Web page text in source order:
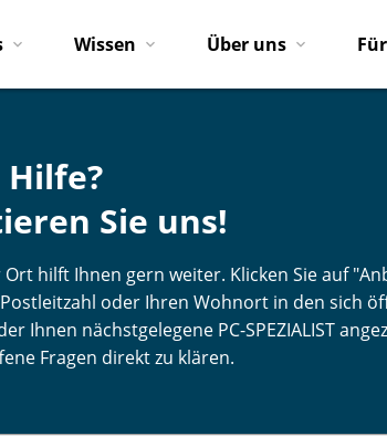
Wissen Über uns
Sie uns!
Ort hilft Ihnen gern weiter. Klicken Sie auf
oder Ihren Wohnort in den sich
Ihnen nächstgelegene PC-SPEZIALIST
Fragen direkt zu klären.